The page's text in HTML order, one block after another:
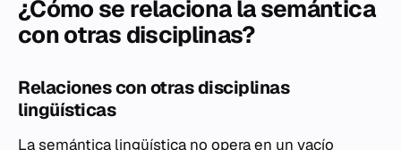
¿Cómo se relaciona la semántica
con otras disciplinas?
Relaciones con otras disciplinas
lingüísticas
La semántica lingüística no opera en un vacío